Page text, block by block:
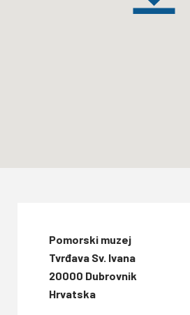
Pomorski muzej
Tvrđava Sv. Ivana
20000 Dubrovnik
Hrvatska